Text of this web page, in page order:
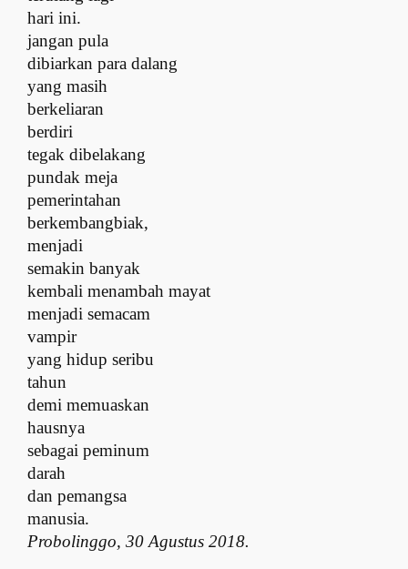
hari ini.
jangan pula
dibiarkan para dalang
yang masih
berkeliaran
berdiri
tegak dibelakang
pundak meja
pemerintahan
berkembangbiak,
menjadi
semakin banyak
kembali menambah mayat
menjadi semacam
vampir
yang hidup seribu
tahun
demi memuaskan
hausnya
sebagai peminum
darah
dan pemangsa
manusia.
Probolinggo, 30 Agustus 2018.